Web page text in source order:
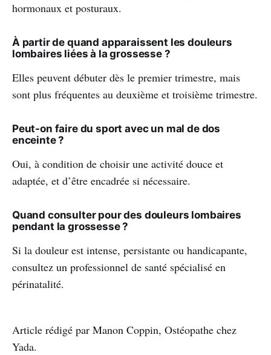
hormonaux et posturaux.
À partir de quand apparaissent les douleurs
lombaires liées à la grossesse ?
Elles peuvent débuter dès le premier trimestre, mais
sont plus fréquentes au deuxième et troisième trimestre.
Peut-on faire du sport avec un mal de dos
enceinte ?
Oui, à condition de choisir une activité douce et
adaptée, et d’être encadrée si nécessaire.
Quand consulter pour des douleurs lombaires
pendant la grossesse ?
Si la douleur est intense, persistante ou handicapante,
consultez un professionnel de santé spécialisé en
périnatalité.
Article rédigé par Manon Coppin, Ostéopathe chez
Yada.